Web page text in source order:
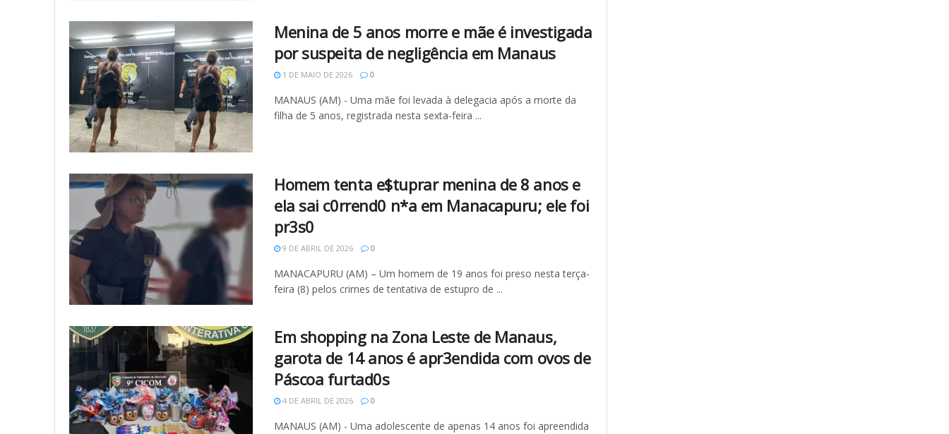
Menina de 5 anos morre e mãe é investigada
por suspeita de negligência em Manaus
1 DE MAIO DE 2026 0
MANAUS (AM) - Uma mãe foi levada à delegacia após a morte da
filha de 5 anos, registrada nesta sexta-feira ...
Homem tenta e$tuprar menina de 8 anos e
ela sai c0rrend0 n*a em Manacapuru; ele foi
pr3s0
9 DE ABRIL DE 2026 0
MANACAPURU (AM) – Um homem de 19 anos foi preso nesta terça-
feira (8) pelos crimes de tentativa de estupro de ...
Em shopping na Zona Leste de Manaus,
garota de 14 anos é apr3endida com ovos de
Páscoa furtad0s
4 DE ABRIL DE 2026 0
MANAUS (AM) - Uma adolescente de apenas 14 anos foi apreendida